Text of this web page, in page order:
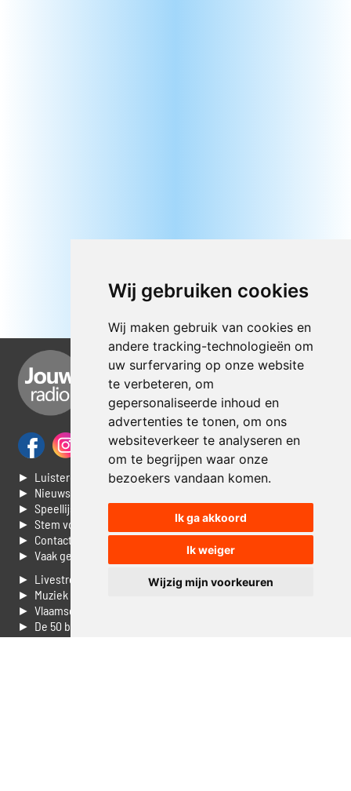
Wij gebruiken cookies
Wij maken gebruik van cookies en
andere tracking-technologieën om
uw surfervaring op onze website
te verbeteren, om
gepersonaliseerde inhoud en
advertenties te tonen, om ons
websiteverkeer te analyseren en
om te begrijpen waar onze
bezoekers vandaan komen.
Ik ga akkoord
Ik weiger
Wijzig mijn voorkeuren
► Luisteren naar Jouwradio
► Nieuws
► Speellijst
► Stem voor de Dag top 3
► Contacteer ons
► Vaak gestelde vragen
► Livestream informatie
► Muziek opzoeken
► Vlaamse 100 Aller tijden
► De 50 beste van...
► Adverteren op Jouwradio